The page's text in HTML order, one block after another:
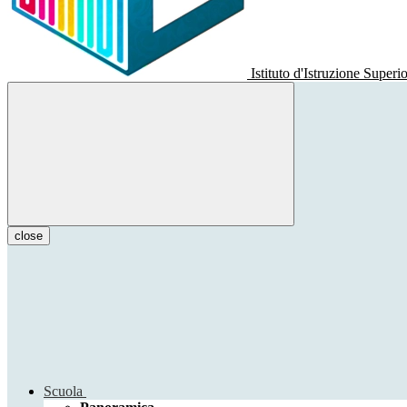
Istituto d'Istruzione
close
Scuola